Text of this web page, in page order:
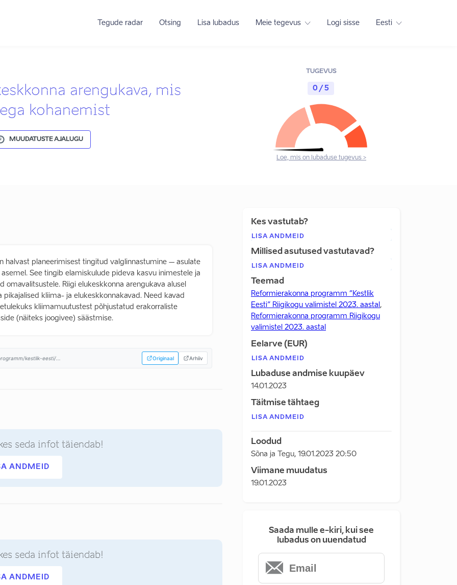
Tegude radar Otsing Lisa lubadus Meie tegevus Logi sisse Eesti
arengukava, mis
kohanemist
MUUDATUSTE AJALUGU
TUGEVUS
0 / 5
Loe, mis on lubaduse tugevus >
halvast planeerimisest tingitud valglinnastumine – asulate
See tingib elamiskulude pideva kasvu inimestele ja
omavalitsustele. Riigi elukeskkonna arengukava alusel
kliima- ja elukeskkonnakavad. Need kavad
kliimamuutustest põhjustatud erakorraliste
(näiteks joogivee) säästmise.
kestlik-eesti/... Originaal Arhiiv
seda infot täiendab!
ANDMEID
seda infot täiendab!
ANDMEID
Kes vastutab?
LISA ANDMEID
Millised asutused vastutavad?
LISA ANDMEID
Teemad
Reformierakonna programm “Kestlik
Eesti” Riigikogu valimistel 2023. aastal ,
Reformierakonna programm Riigikogu
valimistel 2023. aastal
Eelarve (EUR)
LISA ANDMEID
Lubaduse andmise kuupäev
14.01.2023
Täitmise tähtaeg
LISA ANDMEID
Loodud
Sõna ja Tegu, 19.01.2023 20:50
Viimane muudatus
19.01.2023
Saada mulle e-kiri, kui see
lubadus on uuendatud